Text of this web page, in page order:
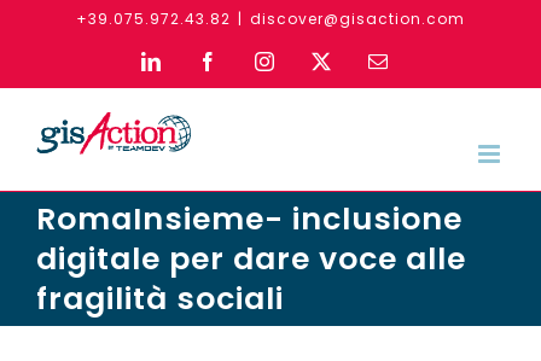
+39.075.972.43.82 | discover@gisaction.com
LinkedInFacebookInstagram Email
RomaInsieme- inclusione
digitale per dare voce alle
fragilità sociali